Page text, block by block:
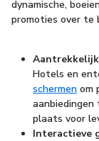
dynamische,
promoties over te
Hotels en
schermen om
plaats voor
Interactieve